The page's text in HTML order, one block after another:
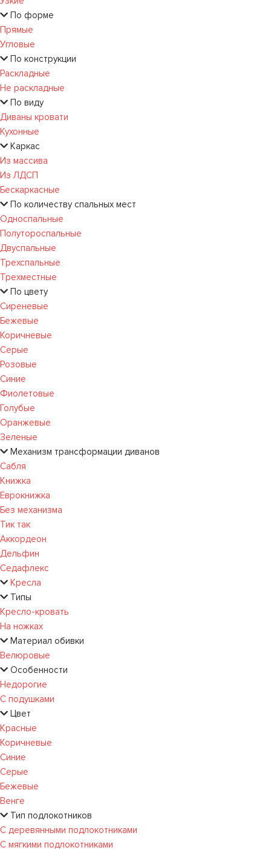
По форме
Прямые
Угловые
По конструкции
Раскладные
Не раскладные
По виду
Диваны кровати
Кухонные
Каркас
Из массива
Из ЛДСП
Бескаркасные
По количеству спальных мест
Односпальные
Полутороспальные
Двуспальные
Трехспальные
Трехместные
По цвету
Сиреневые
Бежевые
Коричневые
Серые
Розовые
Синие
Фиолетовые
Голубые
Оранжевые
Зеленые
Механизм трансформации диванов
Сабля
Книжка
Еврокнижка
Без механизма
Тик так
Аккордеон
Дельфин
Седафлекс
Кресла
Типы
Кресло-кровать
На ножках
Материал обивки
Велюровые
Особенности
Недорогие
С подушками
Цвет
Красные
Коричневые
Синие
Серые
Бежевые
Венге
Тип подлокотников
С деревянными подлокотниками
С мягкими подлокотниками